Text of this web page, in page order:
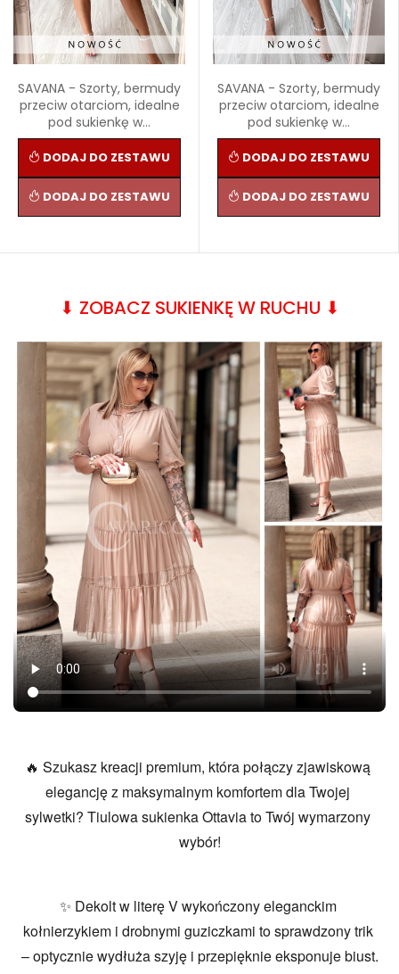
SAVANA - Szorty, bermudy
przeciw otarciom, idealne
pod sukienkę w...
DODAJ DO ZESTAWU
DODAJ DO ZESTAWU
SAVANA - Szorty, bermudy
przeciw otarciom, idealne
pod sukienkę w...
DODAJ DO ZESTAWU
DODAJ DO ZESTAWU
⬇︎ ZOBACZ SUKIENKĘ W RUCHU ⬇︎
wiadomości
Gemini
🔥 Szukasz kreacji premium, która połączy zjawiskową
elegancję z maksymalnym komfortem dla Twojej
sylwetki? Tiulowa sukienka Ottavia to Twój wymarzony
wybór!
✨ Dekolt w literę V wykończony eleganckim
kołnierzykiem i drobnymi guziczkami to sprawdzony trik
– optycznie wydłuża szyję i przepięknie eksponuje biust.